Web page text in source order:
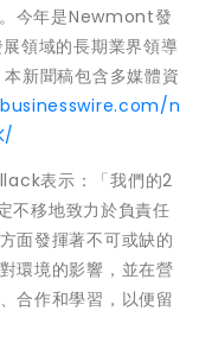
今年是Newmont發
領域的長期業界領導
新聞稿包含多媒體資
n
表示：「我們的2
不移地致力於負責任
面發揮著不可或缺的
環境的影響，並在營
合作和學習，以便留